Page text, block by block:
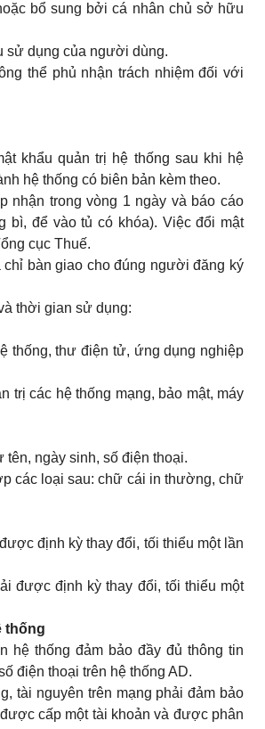
bổ sung bởi cá nhân chủ sở hữu
sử dụng của người dùng.
thể phủ nhận trách nhiệm đối với
khẩu quản trị hệ thống sau khi hệ
hệ thống có biên bản kèm theo.
nhận trong vòng 1 ngày và báo cáo
bì, để vào tủ có khóa). Việc đổi mật
cục Thuế.
bàn giao cho đúng người đăng ký
thời gian sử dụng:
thống, thư điện tử, ứng dụng nghiệp
trị các hệ thống mạng, bảo mật, máy
ngày sinh, số điện thoại.
các loại sau: chữ cái in thường, chữ
định kỳ thay đổi, tối thiểu một lần
được định kỳ thay đổi, tối thiểu một
thống
hệ thống đảm bảo đầy đủ thông tin
điện thoại trên hệ thống AD.
tài nguyên trên mạng phải đảm bảo
cấp một tài khoản và được phân